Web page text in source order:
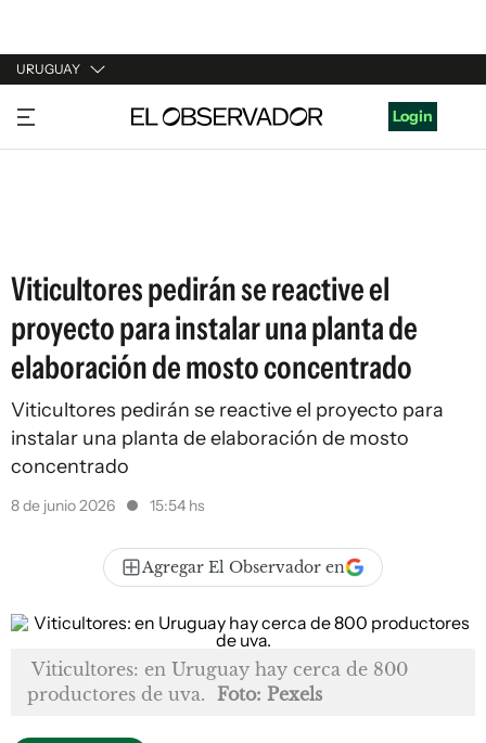
URUGUAY
URUGUAY
ARGENTINA
Login
Viticultores pedirán se reactive el
proyecto para instalar una planta de
elaboración de mosto concentrado
Viticultores pedirán se reactive el proyecto para
instalar una planta de elaboración de mosto
concentrado
8 de junio 2026 15:54 hs
Agregar El Observador en
Viticultores: en Uruguay hay cerca de 800
productores de uva. Foto: Pexels